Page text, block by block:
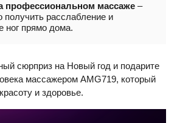
профессиональном массаже –
получить расслабление и
ног прямо дома.
сюрприз на Новый год и подарите
массажером AMG719, который
и здоровье.